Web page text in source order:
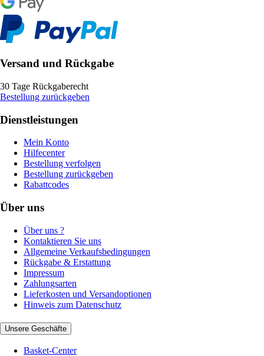
Versand und Rückgabe
30 Tage Rückgaberecht
Bestellung zurückgeben
Dienstleistungen
Mein Konto
Hilfecenter
Bestellung verfolgen
Bestellung zurückgeben
Rabattcodes
Über uns
Über uns ?
Kontaktieren Sie uns
Allgemeine Verkaufsbedingungen
Rückgabe & Erstattung
Impressum
Zahlungsarten
Lieferkosten und Versandoptionen
Hinweis zum Datenschutz
Unsere Geschäfte
Basket-Center